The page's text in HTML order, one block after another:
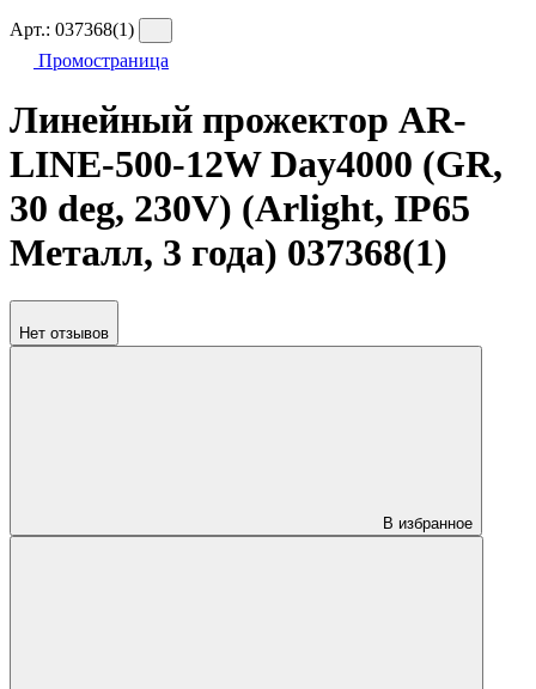
Арт.: 037368(1)
Промостраница
Линейный прожектор AR-
LINE-500-12W Day4000 (GR,
30 deg, 230V) (Arlight, IP65
Металл, 3 года) 037368(1)
Нет отзывов
В избранное